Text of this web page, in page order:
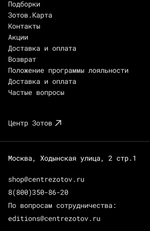
Подборки
Зотов.Карта
Контакты
Акции
Доставка и оплата
Возврат
Положение программы лояльности
Доставка и оплата
Частые вопросы
Центр Зотов
Москва, Ходынская улица, 2 стр.1
shop@centrezotov.ru
8(800)350-86-20
По вопросам сотрудничества:
editions@centrezotov.ru